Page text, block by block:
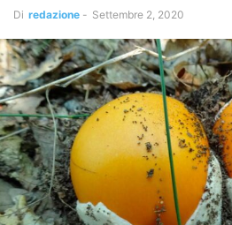
Di redazione - Settembre 2, 2020